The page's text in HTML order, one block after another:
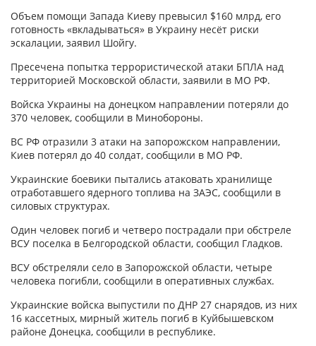
Объем помощи Запада Киеву превысил $160 млрд, его
готовность «вкладываться» в Украину несёт риски
эскалации, заявил Шойгу.
Пресечена попытка террористической атаки БПЛА над
территорией Московской области, заявили в МО РФ.
Войска Украины на донецком направлении потеряли до
370 человек, сообщили в Минобороны.
ВС РФ отразили 3 атаки на запорожском направлении,
Киев потерял до 40 солдат, сообщили в МО РФ.
Украинские боевики пытались атаковать хранилище
отработавшего ядерного топлива на ЗАЭС, сообщили в
силовых структурах.
Один человек погиб и четверо пострадали при обстреле
ВСУ поселка в Белгородской области, сообщил Гладков.
ВСУ обстреляли село в Запорожской области, четыре
человека погибли, сообщили в оперативных службах.
Украинские войска выпустили по ДНР 27 снарядов, из них
16 кассетных, мирный житель погиб в Куйбышевском
районе Донецка, сообщили в республике.